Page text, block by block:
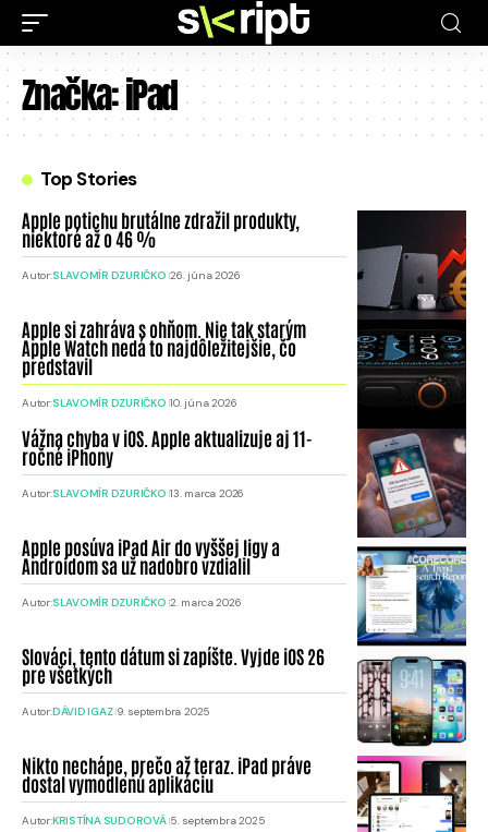
Značka:iPad
Top Stories
Apple potichu brutálne zdražil produkty,
niektoré až o 46 %
Autor:SLAVOMÍR DZURIČKO 26. júna 2026
Apple si zahráva s ohňom. Nie tak starým
Apple Watch nedá to najdôležitejšie, čo
predstavil
Autor:SLAVOMÍR DZURIČKO 10. júna 2026
Vážna chyba v iOS. Apple aktualizuje aj 11-
ročné iPhony
Autor:SLAVOMÍR DZURIČKO 13. marca 2026
Apple posúva iPad Air do vyššej ligy a
Androidom sa už nadobro vzdialil
Autor:SLAVOMÍR DZURIČKO 2. marca 2026
Slováci, tento dátum si zapíšte. Vyjde iOS 26
pre všetkých
Autor:DÁVID IGAZ 9. septembra 2025
Nikto nechápe, prečo až teraz. iPad práve
dostal vymodlenú aplikáciu
Autor:KRISTÍNA SUDOROVÁ 5. septembra 2025